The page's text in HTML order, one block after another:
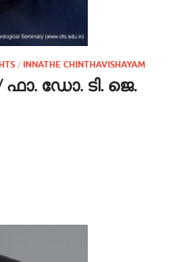
/ INNATHE CHINTHAVISHAYAM
ഫാ. ഡോ. ടി. ജെ.